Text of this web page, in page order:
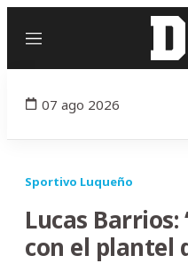
Menú
07 ago 2026
Sportivo Luqueño
Lucas
con el plantel